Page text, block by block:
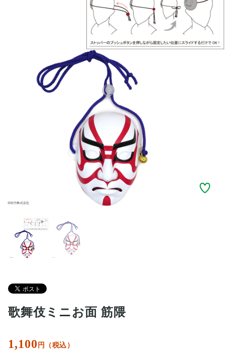
歌舞伎ミニお面 筋隈
1,100 円（税込）